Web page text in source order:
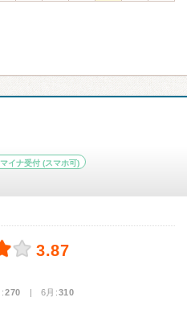
マイナ受付 (スマホ可)
3.87
270 | 6月:310